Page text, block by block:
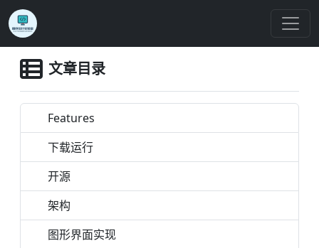
文章目录
Features
下载运行
开源
架构
图形界面实现